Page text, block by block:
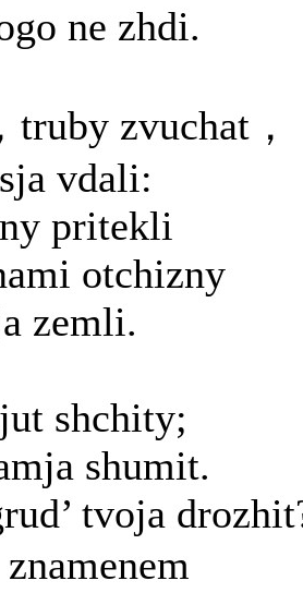
ne zhdi.
truby zvuchat，
vdali:
pritekli
otchizny
zemli.
shchity;
shumit.
tvoja